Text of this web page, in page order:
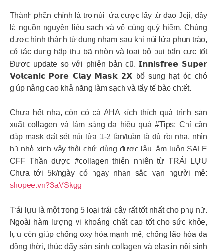
Thành phần chính là tro núi lửa được lấy từ đảo Jeji, đây
là nguồn nguyên liệu sạch và vô cùng quý hiếm. Chúng
được hình thành từ dung nham sau khi núi lửa phun trào,
có tác dụng hấp thụ bã nhờn và loại bỏ bụi bẩn cực tốt
Được update so với phiên bản cũ, 𝗜𝗻𝗻𝗶𝘀𝗳𝗿𝗲𝗲 𝗦𝘂𝗽𝗲𝗿
𝗩𝗼𝗹𝗰𝗮𝗻𝗶𝗰 𝗣𝗼𝗿𝗲 𝗖𝗹𝗮𝘆 𝗠𝗮𝘀𝗸 𝟮𝗫 bổ sung hạt óc chó
giúp nâng cao khả năng làm sạch và tẩy tế bào ch:ết.
Chưa hết nha, còn có cả AHA kích thích quá trình sản
xuất collagen và làm sáng da hiệu quả #Tips: Chỉ cần
đắp mask đất sét núi lửa 1-2 lần/tuần là đủ rồi nha, nhìn
hũ nhỏ xinh vậy thôi chứ dùng được lâu lắm luôn SALE
OFF Thần dược #collagen thiên nhiên từ TRÁI LỰU
Chưa tới 5k/ngày có ngay nhan sắc vạn người mê:
shopee.vn?3aVSkgg
Trái lựu là một trong 5 loại trái cây rất tốt nhất cho phụ nữ.
Ngoài hàm lượng vi khoáng chất cao tốt cho sức khỏe,
lựu còn giúp chống oxy hóa mạnh mẽ, chống lão hóa da
đồng thời, thúc đẩy sản sinh collagen và elastin nội sinh